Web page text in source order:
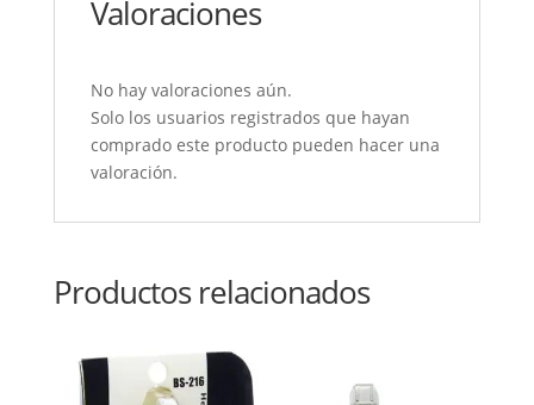
Valoraciones
No hay valoraciones aún.
Solo los usuarios registrados que hayan
comprado este producto pueden hacer una
valoración.
Productos relacionados